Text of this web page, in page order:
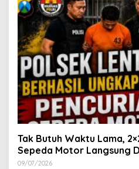
Tak Butuh Waktu Lama,
Sepeda Motor Langsung
Lenteng di Wilayah
09/07/2026